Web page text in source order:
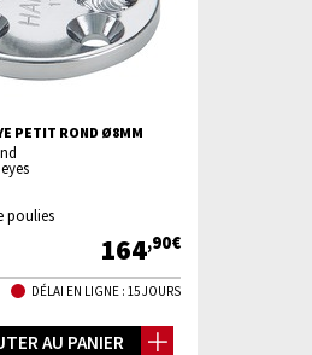
PETIT ROND Ø8MM
poulies
164,90€
DÉLAI EN LIGNE : 15 JOURS
AU PANIER